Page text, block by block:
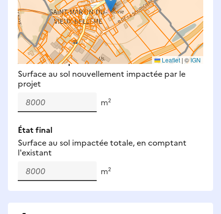
Leaflet | ©IGN
Surfaces à prendre en compte : bâti, voirie,
espaces verts, remblais et bassins — impacts
définitifs et temporaires (travaux).
Nouveaux impacts
Surface au sol nouvellement impactée par le
projet
m²
État final
Surface au sol impactée totale, en comptant
l'existant
m²